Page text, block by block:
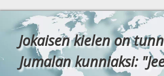
Jokaisen kielen on
Jumalan kunniaksi: